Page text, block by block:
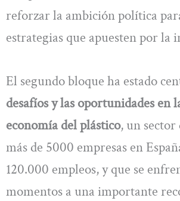
reforzar la ambición política
estrategias que apuesten por la
El segundo bloque ha estado
desafíos y las oportunidades en
economía del plástico, un
más de 5000 empresas en
120.000 empleos, y que se
momentos a una importante